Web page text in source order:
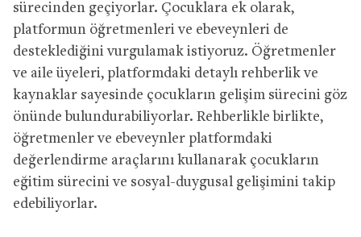
sürecinden geçiyorlar. Çocuklara ek olarak,
platformun öğretmenleri ve ebeveynleri de
desteklediğini vurgulamak istiyoruz. Öğretmenler
ve aile üyeleri, platformdaki detaylı rehberlik ve
kaynaklar sayesinde çocukların gelişim sürecini göz
önünde bulundurabiliyorlar. Rehberlikle birlikte,
öğretmenler ve ebeveynler platformdaki
değerlendirme araçlarını kullanarak çocukların
eğitim sürecini ve sosyal-duygusal gelişimini takip
edebiliyorlar.